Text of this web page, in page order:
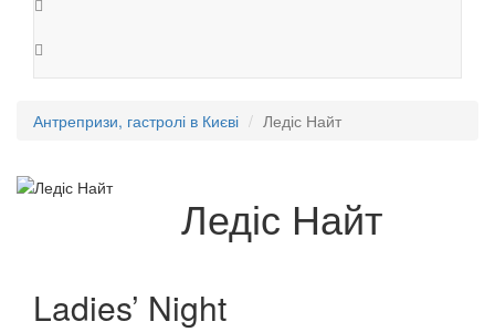
Антрепризи, гастролі в Києві Ледіс Найт
Ледіс Найт
Ladies’ Night